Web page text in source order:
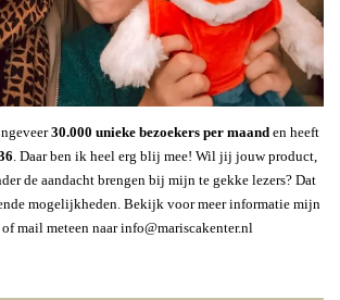
30.000 unieke bezoekers per maanden heeft
. Daar ben ik heel erg blij mee! Wil jij jouw product,
de aandacht brengen bij mijn te gekke lezers? Dat
mogelijkheden. Bekijk voor meer informatie mijn
mail meteen naar info@mariscakenter.nl